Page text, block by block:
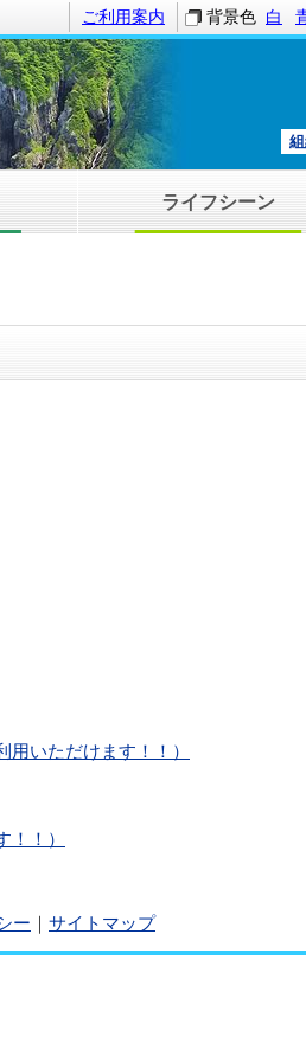
ご利用案内 背景色 白
ライフシーン
いただけます！！）
！）
ー サイトマップ